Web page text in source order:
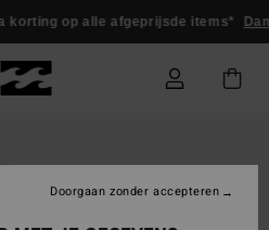
op alle afgeprijsde items*
Doorgaan zonder accepteren